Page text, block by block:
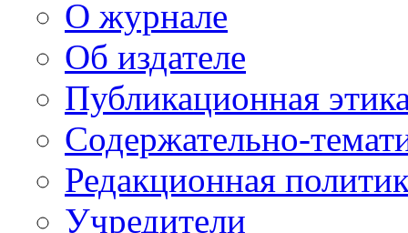
О журнале
Об издателе
Публикационная
Содержательно-
Редакционная
Учредители